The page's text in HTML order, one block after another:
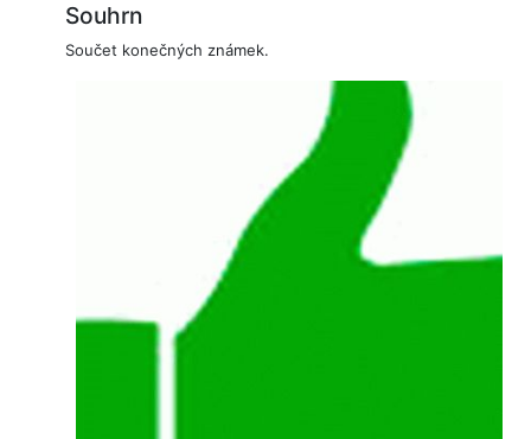
Souhrn
Součet konečných známek.